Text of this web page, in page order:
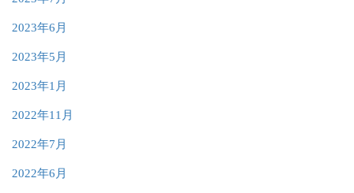
2023年6月
2023年5月
2023年1月
2022年11月
2022年7月
2022年6月